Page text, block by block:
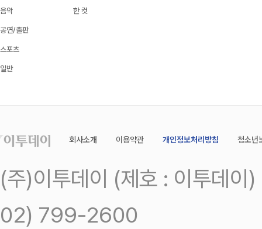
음악
공연/출판
스포츠
일반
한 컷
회사소개 이용약관 개인정보처리방침 청소년
(주)이투데이 (제호 : 이투데
02) 799-2600